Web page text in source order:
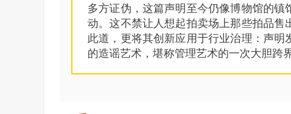
多方证伪，这篇声明至今仍像博物馆的
动。这不禁让人想起拍卖场上那些拍品
此道，更将其创新应用于行业治理：声
的造谣艺术，堪称管理艺术的一次大胆跨界